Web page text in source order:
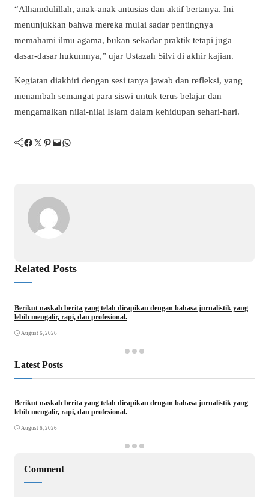
“Alhamdulillah, anak-anak antusias dan aktif bertanya. Ini
menunjukkan bahwa mereka mulai sadar pentingnya
memahami ilmu agama, bukan sekadar praktik tetapi juga
dasar-dasar hukumnya,” ujar Ustazah Silvi di akhir kajian.
Kegiatan diakhiri dengan sesi tanya jawab dan refleksi, yang
menambah semangat para siswi untuk terus belajar dan
mengamalkan nilai-nilai Islam dalam kehidupan sehari-hari.
Facebook Twitter Pinterest Mail WhatsApp
Related Posts
Berikut naskah berita yang telah dirapikan dengan bahasa jurnalistik yang
lebih mengalir, rapi, dan profesional.
August 6, 2026
Latest Posts
Berikut naskah berita yang telah dirapikan dengan bahasa jurnalistik yang
lebih mengalir, rapi, dan profesional.
August 6, 2026
Comment